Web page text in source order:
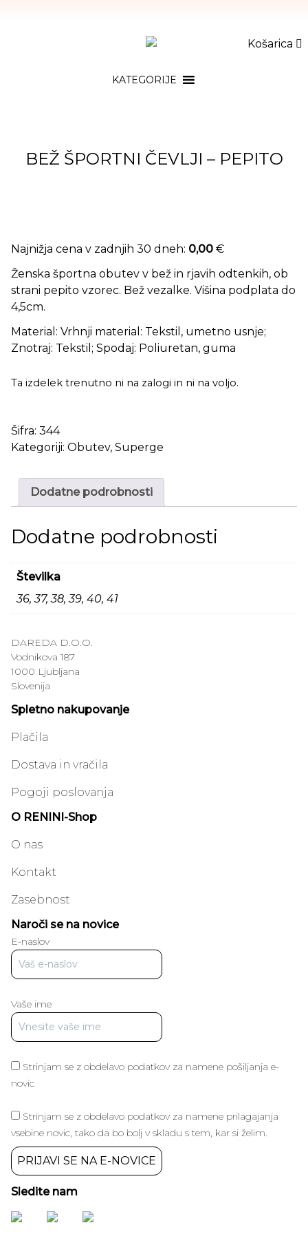
Košarica
KATEGORIJE
BEŽ ŠPORTNI ČEVLJI – PEPITO
Najnižja cena v zadnjih 30 dneh: 0,00 €
Ženska športna obutev v bež in rjavih odtenkih, ob
strani pepito vzorec. Bež vezalke. Višina podplata do
4,5cm.
Material: Vrhnji material: Tekstil, umetno usnje;
Znotraj: Tekstil; Spodaj: Poliuretan, guma
Ta izdelek trenutno ni na zalogi in ni na voljo.
Šifra: 344
Kategoriji: Obutev, Superge
Dodatne podrobnosti
Dodatne podrobnosti
Številka
36, 37, 38, 39, 40, 41
DAREDA D.O.O.
Vodnikova 187
1000 Ljubljana
Slovenija
Spletno nakupovanje
Plačila
Dostava in vračila
Pogoji poslovanja
O RENINI-Shop
O nas
Kontakt
Zasebnost
Naroči se na novice
E-naslov
Vaše ime
Strinjam se z obdelavo podatkov za namene pošiljanja e-
novic
Strinjam se z obdelavo podatkov za namene prilagajanja
vsebine novic, tako da bo bolj v skladu s tem, kar si želim.
PRIJAVI SE NA E-NOVICE
Sledite nam